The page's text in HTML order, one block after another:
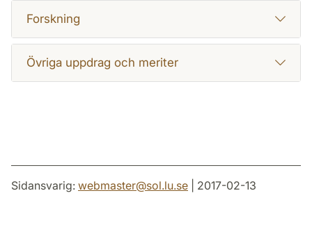
Forskning
Övriga uppdrag och meriter
Sidansvarig: webmaster@sol.lu.se | 2017-02-13